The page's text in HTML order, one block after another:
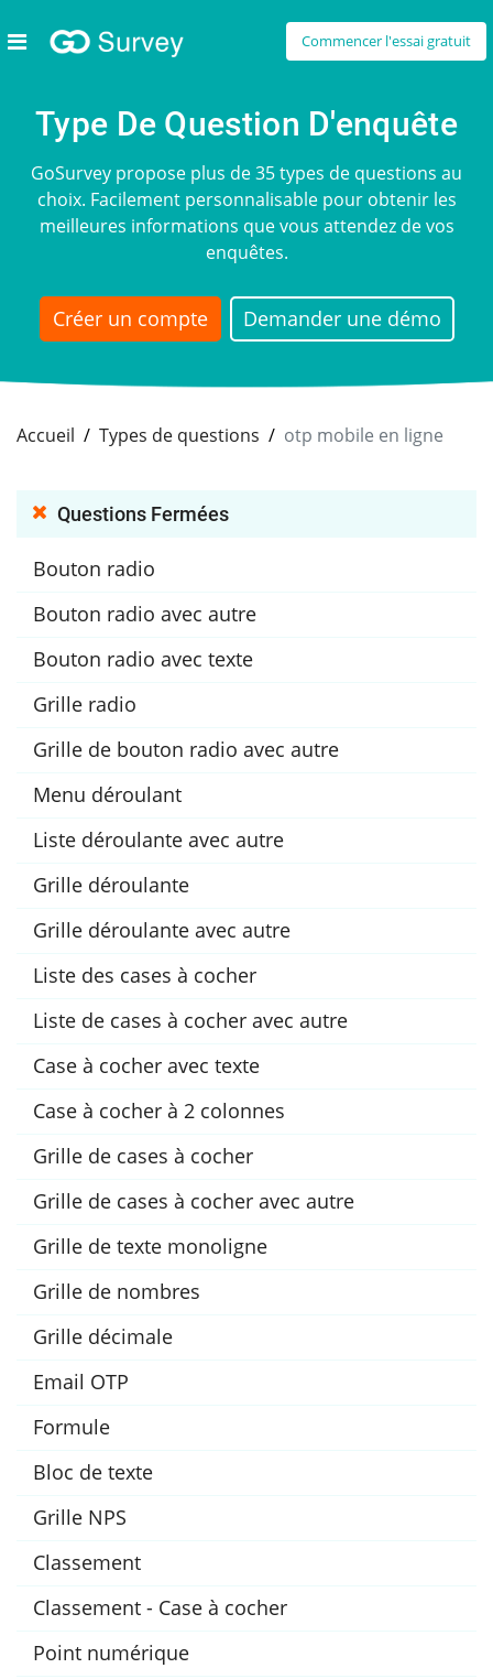
Commencer l'essai gratuit
Type De Question D'enquête
GoSurvey propose plus de 35 types de questions au
choix. Facilement personnalisable pour obtenir les
meilleures informations que vous attendez de vos
enquêtes.
Créer un compte Demander une démo
Accueil Types de questions otp mobile en ligne
Questions Fermées
Bouton radio
Bouton radio avec autre
Bouton radio avec texte
Grille radio
Grille de bouton radio avec autre
Menu déroulant
Liste déroulante avec autre
Grille déroulante
Grille déroulante avec autre
Liste des cases à cocher
Liste de cases à cocher avec autre
Case à cocher avec texte
Case à cocher à 2 colonnes
Grille de cases à cocher
Grille de cases à cocher avec autre
Grille de texte monoligne
Grille de nombres
Grille décimale
Email OTP
Formule
Bloc de texte
Grille NPS
Classement
Classement - Case à cocher
Point numérique